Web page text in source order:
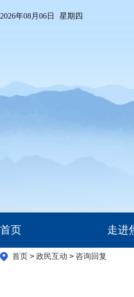
2026年08月06日 星期四
首页 走进
首页 > 政民互动 > 咨询回复